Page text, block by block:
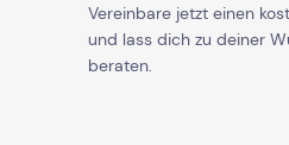
Vereinbare jetzt einen
und lass dich zu deiner
beraten.